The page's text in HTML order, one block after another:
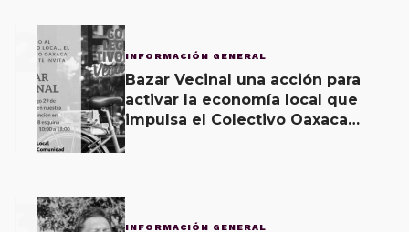
2 INFORMACIÓN GENERAL
Bazar Vecinal una acción para
activar la economía local que
impulsa el Colectivo Oaxaca
INFORMACIÓN GENERAL